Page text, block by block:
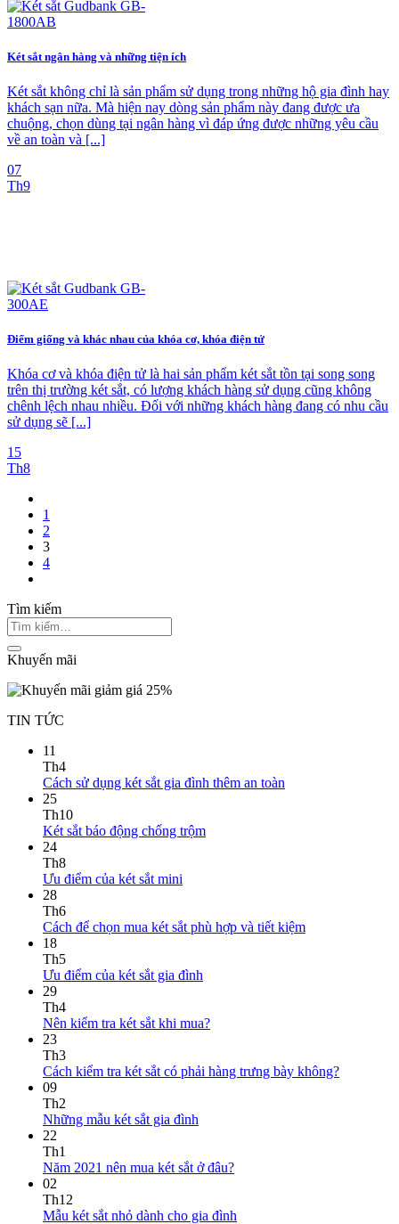
Két sắt ngân hàng và những tiện ích
Két sắt không chỉ là sản phẩm sử dụng trong những hộ gia đình hay
khách sạn nữa. Mà hiện nay dòng sản phẩm này đang được ưa
chuộng, chọn dùng tại ngân hàng vì đáp ứng được những yêu cầu
về an toàn và [...]
07
Th9
Điểm giống và khác nhau của khóa cơ, khóa điện tử
Khóa cơ và khóa điện tử là hai sản phẩm két sắt tồn tại song song
trên thị trường két sắt, có lượng khách hàng sử dụng cũng không
chênh lệch nhau nhiều. Đối với những khách hàng đang có nhu cầu
sử dụng sẽ [...]
15
Th8
1
2
3
4
Tìm kiếm
Khuyến mãi
TIN TỨC
11
Th4
Cách sử dụng két sắt gia đình thêm an toàn
25
Th10
Két sắt báo động chống trộm
24
Th8
Ưu điểm của két sắt mini
28
Th6
Cách để chọn mua két sắt phù hợp và tiết kiệm
18
Th5
Ưu điểm của két sắt gia đình
29
Th4
Nên kiểm tra két sắt khi mua?
23
Th3
Cách kiểm tra két sắt có phải hàng trưng bày không?
09
Th2
Những mẫu két sắt gia đình
22
Th1
Năm 2021 nên mua két sắt ở đâu?
02
Th12
Mẫu két sắt nhỏ dành cho gia đình